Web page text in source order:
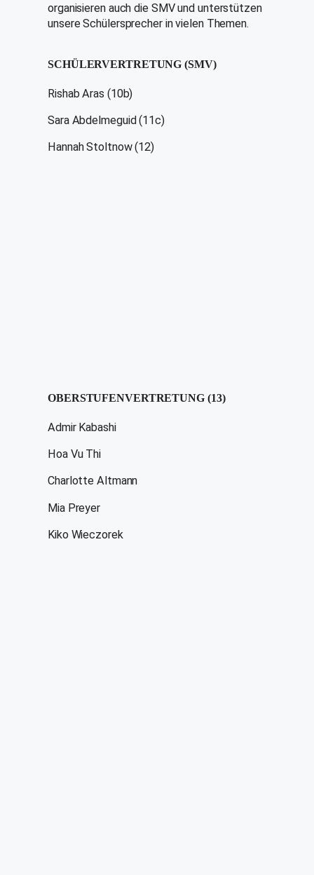
organisieren auch die SMV und unterstützen
unsere Schülersprecher in vielen Themen.
SCHÜLERVERTRETUNG (SMV)
Rishab Aras (10b)
Sara Abdelmeguid (11c)
Hannah Stoltnow (12)
OBERSTUFENVERTRETUNG (13)
Admir Kabashi
Hoa Vu Thi
Charlotte Altmann
Mia Preyer
Kiko Wieczorek